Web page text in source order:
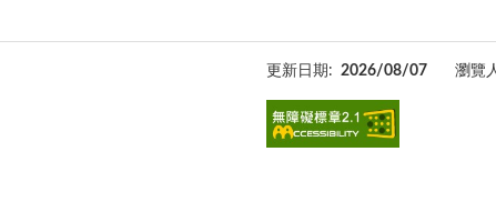
更新日期: 2026/08/07 瀏覽